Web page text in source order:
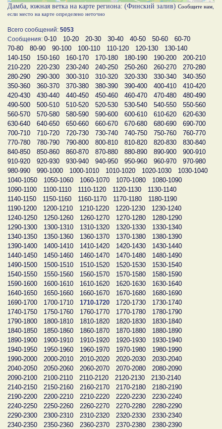
Дамба, южная ветка на карте региона: (Финский залив) Сообщите нам
если место на карте определено неточно
Всего сообщений: 5053
Сообщения: 0-10 10-20 20-30 30-40 40-50 50-60
60-70
70-80
80-90 90-100 100-110 110-120 120-130
130-140
140-150
150-160 160-170 170-180 180-190 190-200
200-210
210-220
220-230 230-240 240-250 250-260 260-270
270-280
280-290
290-300 300-310 310-320 320-330 330-340
340-350
350-360
360-370 370-380 380-390 390-400 400-410
410-420
420-430
430-440 440-450 450-460 460-470 470-480
480-490
490-500
500-510 510-520 520-530 530-540 540-550
550-560
560-570
570-580 580-590 590-600 600-610 610-620
620-630
630-640
640-650 650-660 660-670 670-680 680-690
690-700
700-710
710-720 720-730 730-740 740-750 750-760
760-770
770-780
780-790 790-800 800-810 810-820 820-830
830-840
840-850
850-860 860-870 870-880 880-890 890-900
900-910
910-920
920-930 930-940 940-950 950-960 960-970
970-980
980-990
990-1000 1000-1010 1010-1020 1020-1030
1030-1040
1040-1050
1050-1060 1060-1070 1070-1080
1080-1090
1090-1100
1100-1110 1110-1120 1120-1130
1130-1140
1140-1150
1150-1160 1160-1170 1170-1180
1180-1190
1190-1200
1200-1210 1210-1220 1220-1230
1230-1240
1240-1250
1250-1260 1260-1270 1270-1280
1280-1290
1290-1300
1300-1310 1310-1320 1320-1330
1330-1340
1340-1350
1350-1360 1360-1370 1370-1380
1380-1390
1390-1400
1400-1410 1410-1420 1420-1430
1430-1440
1440-1450
1450-1460 1460-1470 1470-1480
1480-1490
1490-1500
1500-1510 1510-1520 1520-1530
1530-1540
1540-1550
1550-1560 1560-1570 1570-1580
1580-1590
1590-1600
1600-1610 1610-1620 1620-1630
1630-1640
1640-1650
1650-1660 1660-1670 1670-1680
1680-1690
1690-1700
1700-1710 1710-1720 1720-1730
1730-1740
1740-1750
1750-1760 1760-1770 1770-1780
1780-1790
1790-1800
1800-1810 1810-1820 1820-1830
1830-1840
1840-1850
1850-1860 1860-1870 1870-1880
1880-1890
1890-1900
1900-1910 1910-1920 1920-1930
1930-1940
1940-1950
1950-1960 1960-1970 1970-1980
1980-1990
1990-2000
2000-2010 2010-2020 2020-2030
2030-2040
2040-2050
2050-2060 2060-2070 2070-2080
2080-2090
2090-2100
2100-2110 2110-2120 2120-2130
2130-2140
2140-2150
2150-2160 2160-2170 2170-2180
2180-2190
2190-2200
2200-2210 2210-2220 2220-2230
2230-2240
2240-2250
2250-2260 2260-2270 2270-2280
2280-2290
2290-2300
2300-2310 2310-2320 2320-2330
2330-2340
2340-2350
2350-2360 2360-2370 2370-2380
2380-2390